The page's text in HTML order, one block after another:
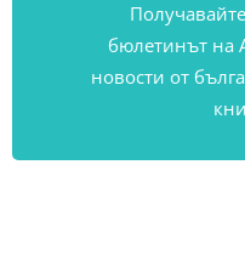
бюлетинът на
новости от